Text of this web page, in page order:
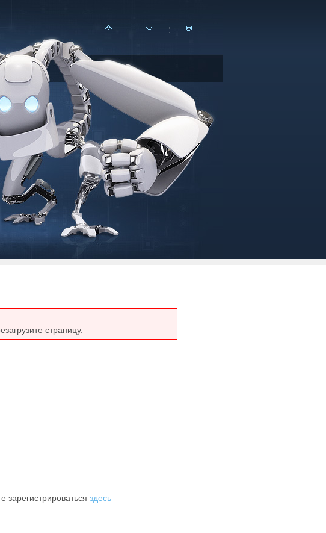
страницу.
зарегистрироваться здесь